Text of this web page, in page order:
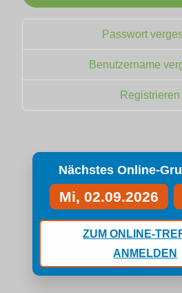
Passwort
Benutzername
Registrieren
Nächstes Online-
Mi, 02.09.2026
ZUM ONLINE-
ANMELDEN